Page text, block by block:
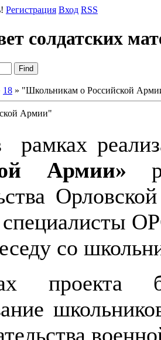
Регистрация Вход RSS
солдатских
18 » "Школьникам о Российской
Армии"
рамках
Армии»
со
проекта